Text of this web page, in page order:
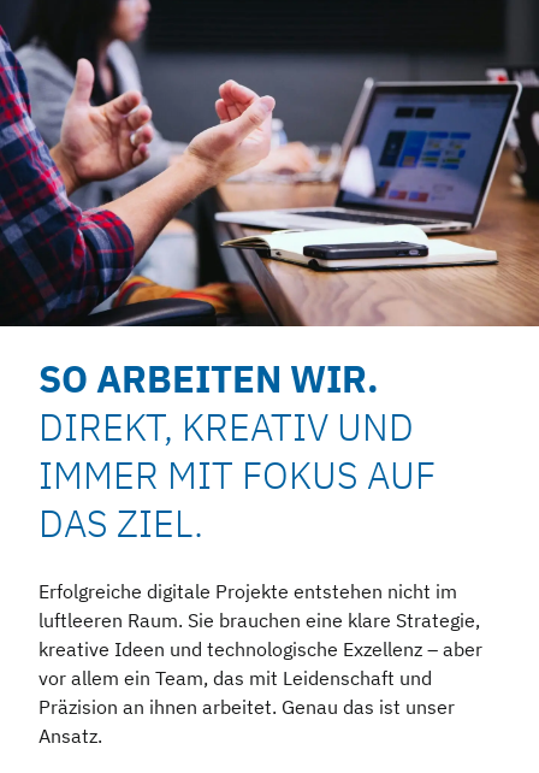
SO ARBEITEN WIR.
DIREKT, KREATIV UND
IMMER MIT FOKUS AUF
DAS ZIEL.
Erfolgreiche digitale Projekte entstehen nicht im
luftleeren Raum. Sie brauchen eine klare Strategie,
kreative Ideen und technologische Exzellenz – aber
vor allem ein Team, das mit Leidenschaft und
Präzision an ihnen arbeitet. Genau das ist unser
Ansatz.